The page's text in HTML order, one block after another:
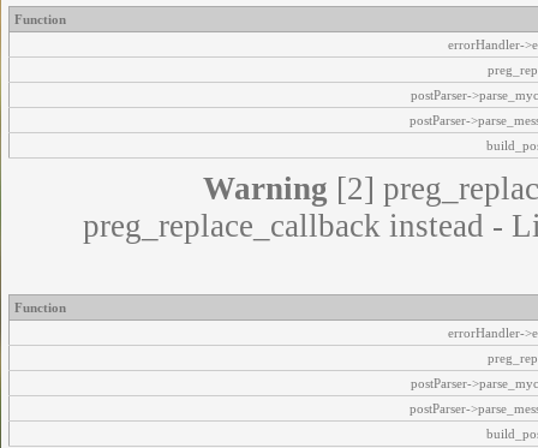
Function
errorHandler-
postParser-
postParser-
Warning [2]
preg_replace_callback instead -
Function
errorHandler-
postParser-
postParser-